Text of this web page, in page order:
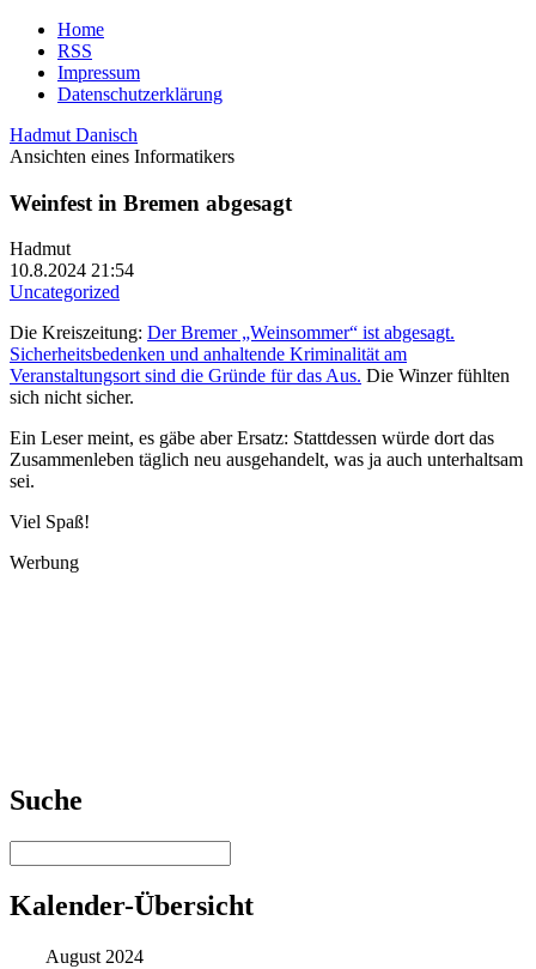
Home
RSS
Impressum
Datenschutzerklärung
Hadmut Danisch
Ansichten eines Informatikers
Weinfest in Bremen abgesagt
Hadmut
10.8.2024 21:54
Uncategorized
Die Kreiszeitung: Der Bremer „Weinsommer“ ist abgesagt.
Sicherheitsbedenken und anhaltende Kriminalität am
Veranstaltungsort sind die Gründe für das Aus. Die Winzer fühlten
sich nicht sicher.
Ein Leser meint, es gäbe aber Ersatz: Stattdessen würde dort das
Zusammenleben täglich neu ausgehandelt, was ja auch unterhaltsam
sei.
Viel Spaß!
Werbung
Suche
Kalender-Übersicht
August 2024